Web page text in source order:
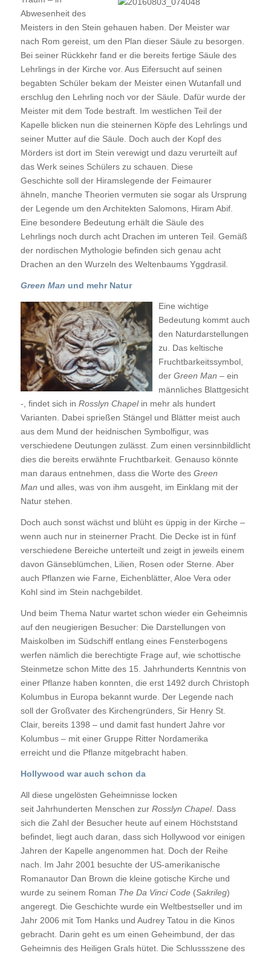
Abwesenheit des
Meisters in den Stein gehauen haben. Der Meister war
nach Rom gereist, um den Plan dieser Säule zu besorgen.
Bei seiner Rückkehr fand er die bereits fertige Säule des
Lehrlings in der Kirche vor. Aus Eifersucht auf seinen
begabten Schüler bekam der Meister einen Wutanfall und
erschlug den Lehrling noch vor der Säule. Dafür wurde der
Meister mit dem Tode bestraft. Im westlichen Teil der
Kapelle blicken nun die steinernen Köpfe des Lehrlings und
seiner Mutter auf die Säule. Doch auch der Kopf des
Mörders ist dort im Stein verewigt und dazu verurteilt auf
das Werk seines Schülers zu schauen. Diese
Geschichte soll der Hiramslegende der Feimaurer
ähneln, manche Theorien vermuten sie sogar als Ursprung
der Legende um den Architekten Salomons, Hiram Abif.
Eine besondere Bedeutung erhält die Säule des
Lehrlings noch durch acht Drachen im unteren Teil. Gemäß
der nordischen Mythologie befinden sich genau acht
Drachen an den Wurzeln des Weltenbaums Yggdrasil.
Green Man und mehr Natur
Eine wichtige
Bedeutung kommt auch
den Naturdarstellungen
zu. Das keltische
Fruchtbarkeitssymbol,
der Green Man – ein
männliches Blattgesicht
-, findet sich in Rosslyn Chapelin mehr als hundert
Varianten. Dabei sprießen Stängel und Blätter meist auch
aus dem Mund der heidnischen Symbolfigur, was
verschiedene Deutungen zulässt. Zum einen versinnbildlicht
dies die bereits erwähnte Fruchtbarkeit. Genauso könnte
man daraus entnehmen, dass die Worte des Green
Man und alles, was von ihm ausgeht, im Einklang mit der
Natur stehen.
Doch auch sonst wächst und blüht es üppig in der Kirche –
wenn auch nur in steinerner Pracht. Die Decke ist in fünf
verschiedene Bereiche unterteilt und zeigt in jeweils einem
davon Gänseblümchen, Lilien, Rosen oder Sterne. Aber
auch Pflanzen wie Farne, Eichenblätter, Aloe Vera oder
Kohl sind im Stein nachgebildet.
Und beim Thema Natur wartet schon wieder ein Geheimnis
auf den neugierigen Besucher: Die Darstellungen von
Maiskolben im Südschiff entlang eines Fensterbogens
werfen nämlich die berechtigte Frage auf, wie schottische
Steinmetze schon Mitte des 15. Jahrhunderts Kenntnis von
einer Pflanze haben konnten, die erst 1492 durch Christoph
Kolumbus in Europa bekannt wurde. Der Legende nach
soll der Großvater des Kirchengründers, Sir Henry St.
Clair, bereits 1398 – und damit fast hundert Jahre vor
Kolumbus – mit einer Gruppe Ritter Nordamerika
erreicht und die Pflanze mitgebracht haben.
Hollywood war auch schon da
All diese ungelösten Geheimnisse locken
seit Jahrhunderten Menschen zur Rosslyn Chapel. Dass
sich die Zahl der Besucher heute auf einem Höchststand
befindet, liegt auch daran, dass sich Hollywood vor einigen
Jahren der Kapelle angenommen hat. Doch der Reihe
nach. Im Jahr 2001 besuchte der US-amerikanische
Romanautor Dan Brown die kleine gotische Kirche und
wurde zu seinem Roman The Da Vinci Code(Sakrileg)
angeregt. Die Geschichte wurde ein Weltbestseller und im
Jahr 2006 mit Tom Hanks und Audrey Tatou in die Kinos
gebracht. Darin geht es um einen Geheimbund, der das
Geheimnis des Heiligen Grals hütet. Die Schlussszene des